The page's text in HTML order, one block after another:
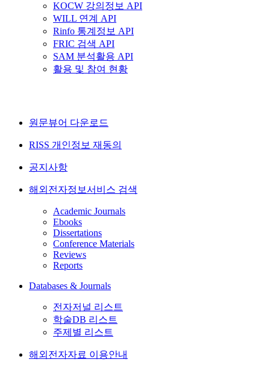
KOCW 강의정보 API
WILL 연계 API
Rinfo 통계정보 API
FRIC 검색 API
SAM 분석활용 API
활용 및 참여 현황
원문뷰어 다운로드
RISS 개인정보 재동의
공지사항
해외전자정보서비스 검색
Academic Journals
Ebooks
Dissertations
Conference Materials
Reviews
Reports
Databases & Journals
전자저널 리스트
학술DB 리스트
주제별 리스트
해외전자자료 이용안내